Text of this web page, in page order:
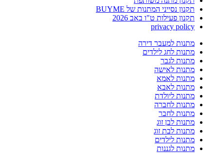
תקנון נסייני המתנות של BUYME
תקנון פעילות ט"ו באב 2026
privacy policy
מתנות למעבר דירה
מתנות לחג לילדים
מתנות לגבר
מתנות לאישה
מתנות לאמא
מתנות לאבא
מתנות ליולדת
מתנות לחברה
מתנות לחבר
מתנות לבן זוג
מתנות לבת זוג
מתנות לילדים
מתנות לגננות